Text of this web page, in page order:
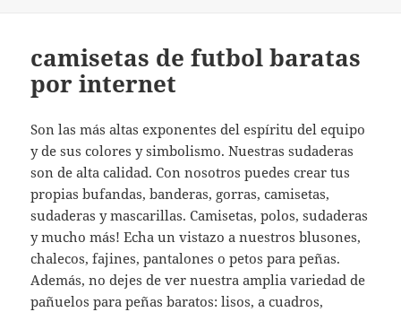
camisetas de futbol baratas
por internet
Son las más altas exponentes del espíritu del equipo
y de sus colores y simbolismo. Nuestras sudaderas
son de alta calidad. Con nosotros puedes crear tus
propias bufandas, banderas, gorras, camisetas,
sudaderas y mascarillas. Camisetas, polos, sudaderas
y mucho más! Echa un vistazo a nuestros blusones,
chalecos, fajines, pantalones o petos para peñas.
Además, no dejes de ver nuestra amplia variedad de
pañuelos para peñas baratos: lisos, a cuadros,